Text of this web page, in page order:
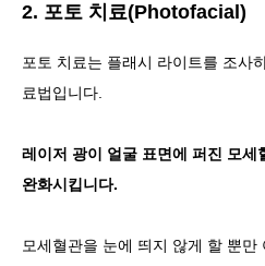
2. 포토 치료(Photofacial)
포토 치료는 플래시 라이트를 조사
료법입니다.
레이저 광이 얼굴 표면에 퍼진 모세
완화시킵니다.
모세혈관을 눈에 띄지 않게 할 뿐만